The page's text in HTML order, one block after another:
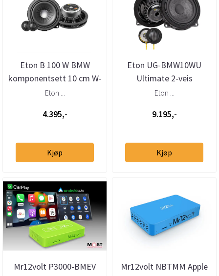
Eton B 100 W BMW
komponentsett 10 cm W-
kurv
Eton ...
4.395,-
Kjøp
Eton UG-BMW10WU
Ultimate 2-veis
høyttalersett BMW med
Eton ...
9.195,-
Kjøp
Mr12volt P3000-BMEV
Mr12volt NBTMM Apple